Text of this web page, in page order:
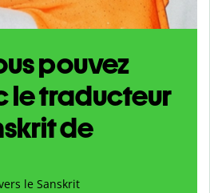
pouvez
le traducteur
de
le Sanskrit